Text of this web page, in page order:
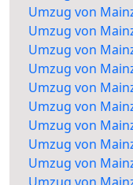
Umzug von
Umzug von
Umzug von
Umzug von
Umzug von
Umzug von
Umzug von
Umzug von
Umzug von